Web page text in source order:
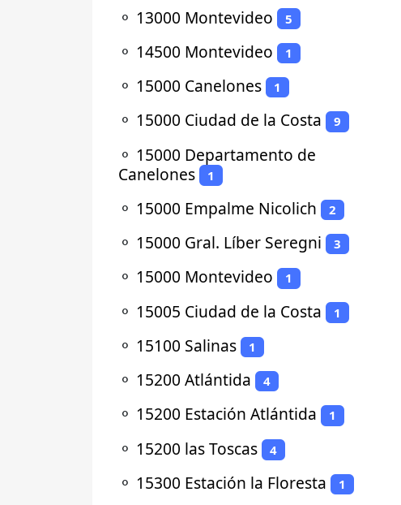
⚬ 13000 Montevideo 5
⚬ 14500 Montevideo 1
⚬ 15000 Canelones 1
⚬ 15000 Ciudad de la Costa 9
⚬ 15000 Departamento de
Canelones
1
⚬ 15000 Empalme Nicolich 2
⚬ 15000 Gral. Líber Seregni 3
⚬ 15000 Montevideo 1
⚬ 15005 Ciudad de la Costa 1
⚬ 15100 Salinas 1
⚬ 15200 Atlántida 4
⚬ 15200 Estación Atlántida 1
⚬ 15200 las Toscas 4
⚬ 15300 Estación la Floresta 1